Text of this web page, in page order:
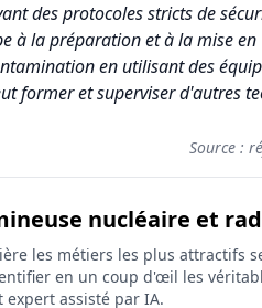
des protocoles stricts de
la préparation et à la mise
en utilisant des
former et superviser d'autres
Source :
nucléaire et
les métiers les plus attractifs
en un coup d'œil les
assisté par IA.